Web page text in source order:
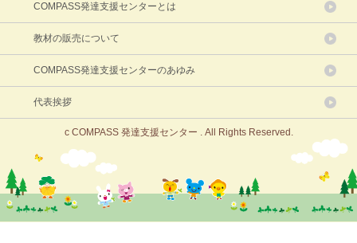
COMPASS発達支援センターとは
教材の販売について
COMPASS発達支援センターのあゆみ
代表挨拶
c COMPASS 発達支援センター . All Rights Reserved.